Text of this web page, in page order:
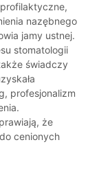
nazębnego
jamy ustnej.
stomatologii
świadczy
profesjonalizm
że
cenionych